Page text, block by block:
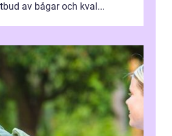
av bågar och kval...